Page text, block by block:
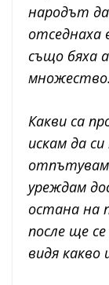
народът
отседнаха
също бяха
множество.
Какви са
искам да
отпътувам
уреждам
остана на
после ще
видя какво